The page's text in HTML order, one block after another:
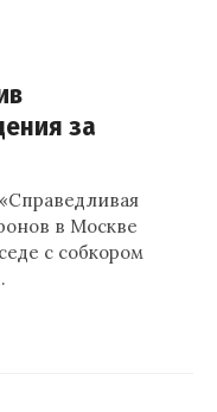
за
в Москве
с собкором